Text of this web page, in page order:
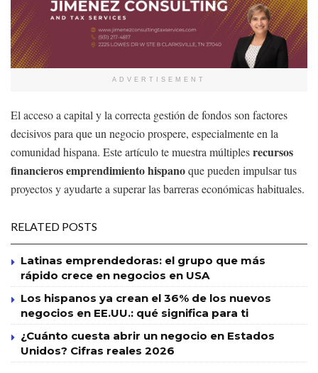
ADVERTISEMENT
El acceso a capital y la correcta gestión de fondos son factores
decisivos para que un negocio prospere, especialmente en la
comunidad hispana. Este artículo te muestra múltiplesrecursos
financieros emprendimiento hispanoque pueden impulsar tus
proyectos y ayudarte a superar las barreras económicas habituales.
RELATED POSTS
Latinas emprendedoras: el grupo que más
rápido crece en negocios en USA
Los hispanos ya crean el 36% de los nuevos
negocios en EE.UU.: qué significa para ti
¿Cuánto cuesta abrir un negocio en Estados
Unidos? Cifras reales 2026